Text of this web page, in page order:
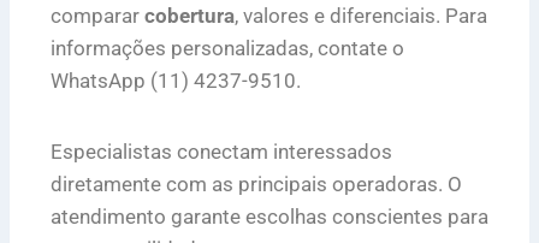
comparar cobertura, valores e diferenciais. Para
informações personalizadas, contate o
WhatsApp (11) 4237-9510.
Especialistas conectam interessados
diretamente com as principais operadoras. O
atendimento garante escolhas conscientes para